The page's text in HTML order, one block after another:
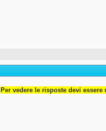
Per vedere le risposte devi essere